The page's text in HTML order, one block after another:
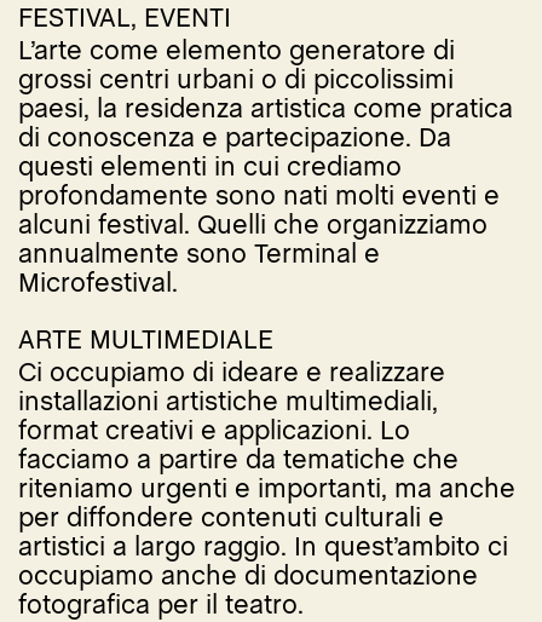
FESTIVAL, EVENTI
L’arte come elemento generatore di
grossi centri urbani o di piccolissimi
paesi, la residenza artistica come pratica
di conoscenza e partecipazione. Da
questi elementi in cui crediamo
profondamente sono nati molti eventi e
alcuni festival. Quelli che organizziamo
annualmente sono Terminal e
Microfestival.
ARTE MULTIMEDIALE
Ci occupiamo di ideare e realizzare
installazioni artistiche multimediali,
format creativi e applicazioni. Lo
facciamo a partire da tematiche che
riteniamo urgenti e importanti, ma anche
per diffondere contenuti culturali e
artistici a largo raggio. In quest’ambito ci
occupiamo anche di documentazione
fotografica per il teatro.